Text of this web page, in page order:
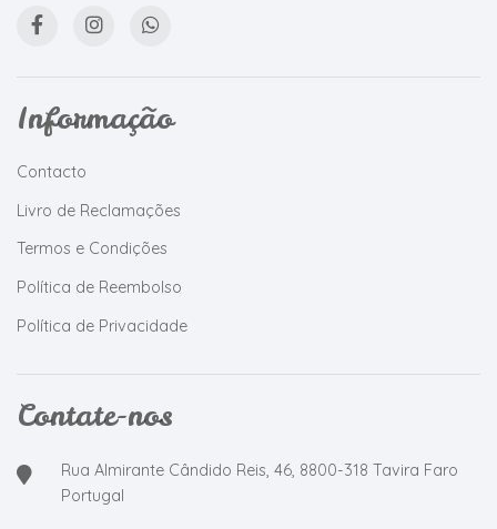
Informação
Contacto
Livro de Reclamações
Termos e Condições
Política de Reembolso
Política de Privacidade
Contate-nos
Rua Almirante Cândido Reis, 46, 8800-318 Tavira Faro
Portugal